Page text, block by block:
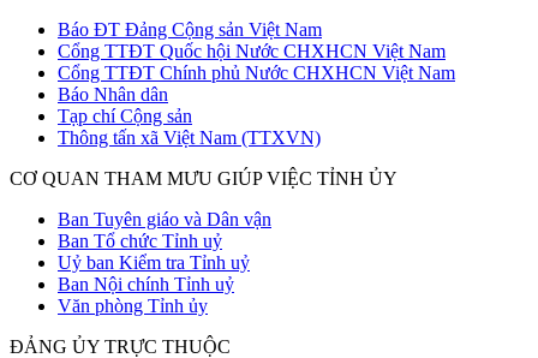
Báo ĐT Đảng Cộng sản Việt Nam
Cổng TTĐT Quốc hội Nước CHXHCN Việt Nam
Cổng TTĐT Chính phủ Nước CHXHCN Việt Nam
Báo Nhân dân
Tạp chí Cộng sản
Thông tấn xã Việt Nam (TTXVN)
CƠ QUAN THAM MƯU GIÚP VIỆC TỈNH ỦY
Ban Tuyên giáo và Dân vận
Ban Tổ chức Tỉnh uỷ
Uỷ ban Kiểm tra Tỉnh uỷ
Ban Nội chính Tỉnh uỷ
Văn phòng Tỉnh ủy
ĐẢNG ỦY TRỰC THUỘC